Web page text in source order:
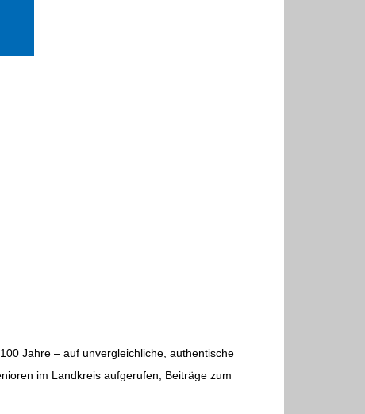
Jahre – auf unvergleichliche, authentische
im Landkreis aufgerufen, Beiträge zum